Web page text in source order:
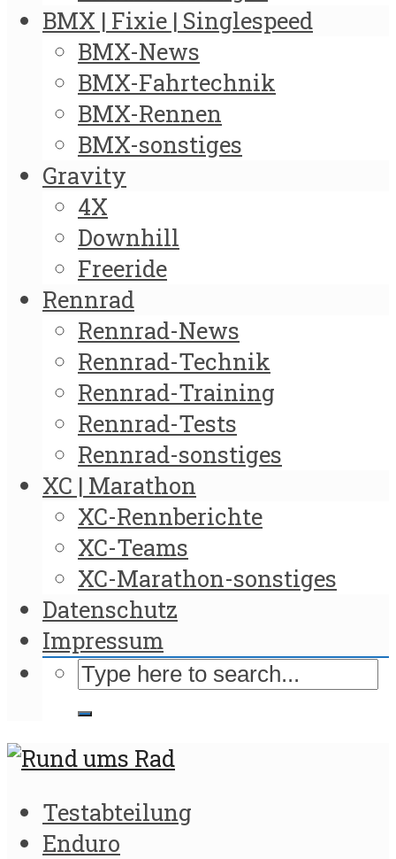
BMX | Fixie | Singlespeed
BMX-News
BMX-Fahrtechnik
BMX-Rennen
BMX-sonstiges
Gravity
4X
Downhill
Freeride
Rennrad
Rennrad-News
Rennrad-Technik
Rennrad-Training
Rennrad-Tests
Rennrad-sonstiges
XC | Marathon
XC-Rennberichte
XC-Teams
XC-Marathon-sonstiges
Datenschutz
Impressum
Testabteilung
Enduro